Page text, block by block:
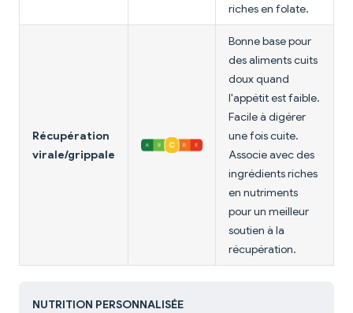
riches en folate.
Récupération
virale/grippale
Bonne base pour
des aliments cuits
doux quand
l'appétit est faible.
Facile à digérer
une fois cuite.
Associe avec des
ingrédients riches
en nutriments
pour un meilleur
soutien à la
récupération.
NUTRITION PERSONNALISÉE